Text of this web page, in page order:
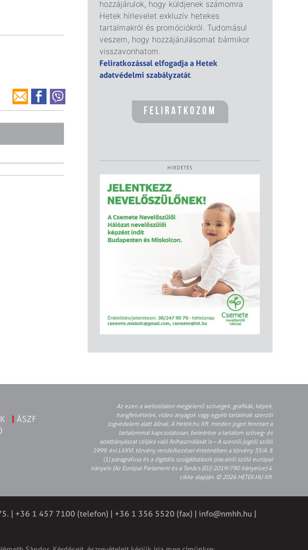
hozzájárulok, hogy küldjenek számomra
Hetek hírlevelet exkluzív hetekes
tartalmakról és promóciókról. Tudomásul
veszem, hogy hozzájárulásomat bármikor
visszavonhatom.
Feliratkozással elfogadja a Hetek
adatvédelmi szabályzatát.
HIRDETÉS
ÁSZF
Az ezen a weboldalon megjelenő szövegek, grafikák, képek,
hangfelvételek, video anyagok vagy egyéb tartalmak szerzői
jogvédelem alatt állnak. A Hetek.hu Kft. minden jogot fenntart a
tartalommal kapcsolatosan, beleértve a tartalom szöveg- és
adatbányászat céljára való felhasználását is – A szerzői jogról szóló
1999. évi LXXVI. törvény rendelkezései értelmében a törvény 35/A. §
(1) paragrafusa és a digitális szolgáltatások piacairól szóló európai
irányelv (Az Európai Parlament és a Tanács (EU) 2019/790 Irányelve) 4.
cikke alapján. © 2026 HETEK.HU Kft.
| +36 1 457 7100 (telefon) | +36 1 356 5520 (fax) | info@nmhh.hu